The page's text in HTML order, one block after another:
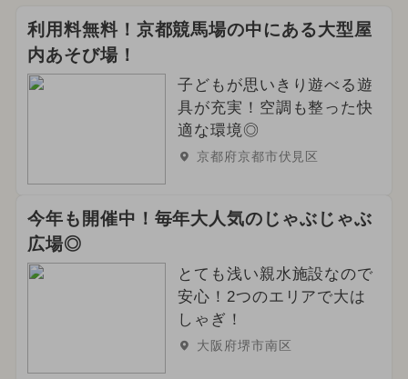
利用料無料！京都競馬場の中にある大型屋
内あそび場！
子どもが思いきり遊べる遊
具が充実！空調も整った快
適な環境◎
京都府京都市伏見区
今年も開催中！毎年大人気のじゃぶじゃぶ
広場◎
とても浅い親水施設なので
安心！2つのエリアで大は
しゃぎ！
大阪府堺市南区